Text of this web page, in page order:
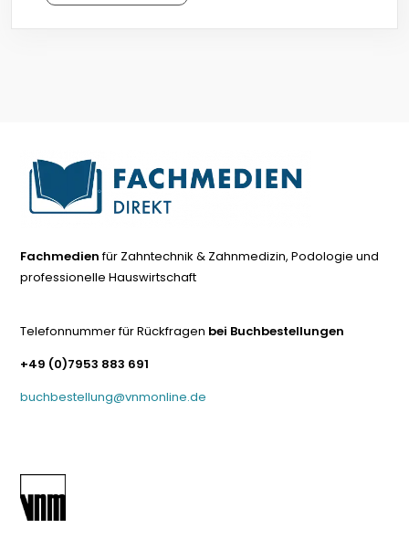
Fachmedienfür Zahntechnik & Zahnmedizin, Podologie und
professionelle Hauswirtschaft
Telefonnummer für Rückfragen bei Buchbestellungen
+49 (0)7953 883 691
buchbestellung@vnmonline.de